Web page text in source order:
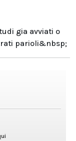
gia avviati o
parioli&nbsp;